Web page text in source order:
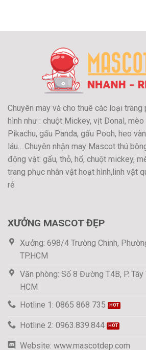
Chuyên may và cho thuê các loại trang
hình như : chuột Mickey, vịt Donal,
Pikachu, gấu Panda, gấu Pooh, heo
láu….Chuyên nhận may Mascot thú
động vật: gấu, thỏ, hổ, chuột mickey,
trang phục nhân vật hoạt hình,linh vật
rẻ
XƯỞNG MASCOT ĐẸP
Xưởng: 698/4 Trường Chinh,
TP.HCM
Văn phòng: Số 8 Đường T4B, P. Tây
HCM
Hotline 1: 0865 868 735
Hotline 2: 0963.839.844
Website: www.mascotdep.com